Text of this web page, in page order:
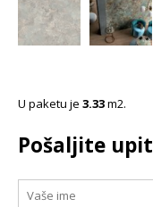
U paketu je 3.33m2.
Pošaljite upit